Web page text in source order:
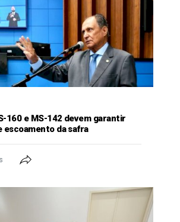
160 e MS-142 devem garantir
escoamento da safra